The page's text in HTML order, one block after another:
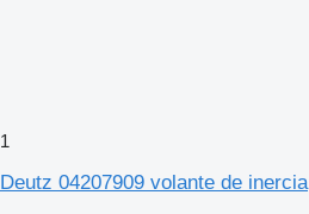
1
Deutz 04207909 volante de inercia